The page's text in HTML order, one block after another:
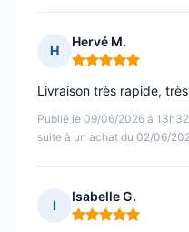
H
Hervé M.
Note : 5 sur 5
Publié le 09/06/2026 à 13h32
suite à un achat du 02/06/
Livraison très rapide,
I
Isabelle G.
Note : 5 sur 5